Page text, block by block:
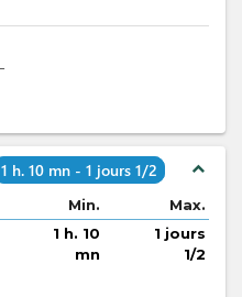
1 h. 10 mn - 1 jours 1/2 expand_less
Min. Max.
1 h. 10
mn
1 jours
1/2